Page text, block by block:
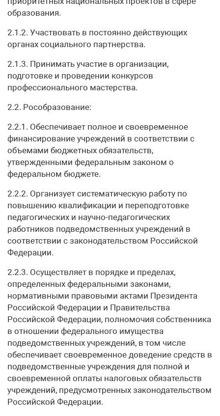
образования.
2.1.2. Участвовать в постоянно действующих
органах социального партнерства.
2.1.3. Принимать участие в организации,
подготовке и проведении конкурсов
профессионального мастерства.
2.2. Рособразование:
2.2.1. Обеспечивает полное и своевременное
финансирование учреждений в соответствии с
объемами бюджетных обязательств,
утвержденными федеральным законом о
федеральном бюджете.
2.2.2. Организует систематическую работу по
повышению квалификации и переподготовке
педагогических и научно-педагогических
работников подведомственных учреждений в
соответствии с законодательством Российской
Федерации.
2.2.3. Осуществляет в порядке и пределах,
определенных федеральными законами,
нормативными правовыми актами Президента
Российской Федерации и Правительства
Российской Федерации, полномочия собственника
в отношении федерального имущества
подведомственных учреждений, в том числе
обеспечивает своевременное доведение средств в
подведомственные учреждения для полной и
своевременной оплаты налоговых обязательств
учреждений, предусмотренных законодательством
Российской Федерации.